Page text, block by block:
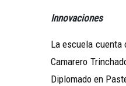
Innovaciones
La escuela cuenta
Camarero
Diplomado en